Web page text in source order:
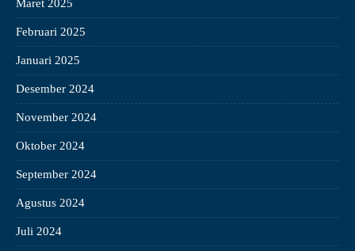
Maret 2025
Februari 2025
Januari 2025
Desember 2024
November 2024
Oktober 2024
September 2024
Agustus 2024
Juli 2024